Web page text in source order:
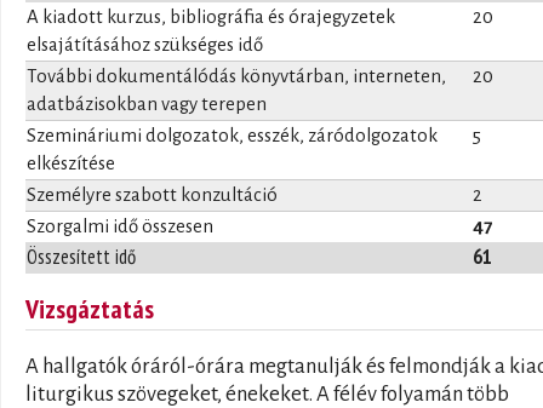
Összesített idő 61
A kiadott kurzus, bibliográfia és órajegyzetek
elsajátításához szükséges idő
20
További dokumentálódás könyvtárban, interneten,
adatbázisokban vagy terepen
20
Szemináriumi dolgozatok, esszék, záródolgozatok
elkészítése
5
Személyre szabott konzultáció
2
Szorgalmi idő összesen
47
Vizsgáztatás
A hallgatók óráról-órára megtanulják és felmondják a
liturgikus szövegeket, énekeket. A félév folyamán több